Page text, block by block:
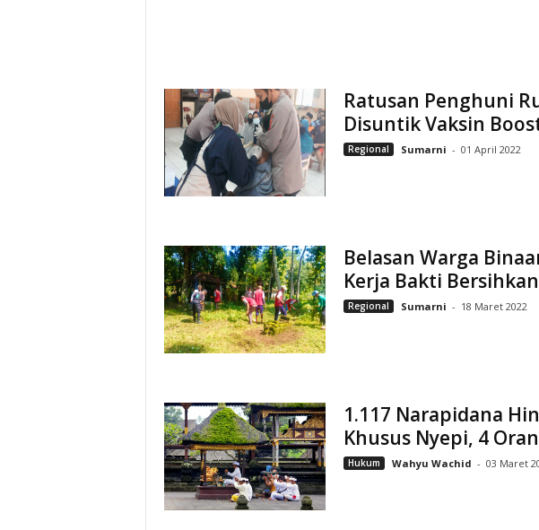
Ratusan Penghuni
Disuntik Vaksin
Regional Sumarni - 01 April 2022
Belasan Warga
Kerja Bakti
Regional Sumarni - 18 Maret 2022
1.117 Narapidana
Khusus Nyepi, 4
Hukum Wahyu Wachid - 03 Maret